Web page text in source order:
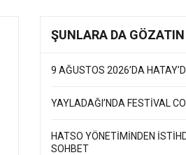
ŞUNLARA DA GÖZATIN
9 AĞUSTOS 2026’DA
YAYLADAĞI’NDA FESTİVAL
HATSO YÖNETİMİNDEN
SOHBET